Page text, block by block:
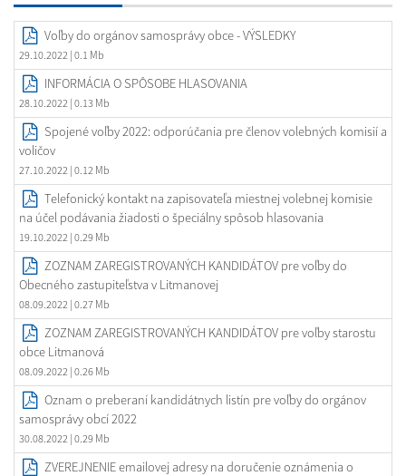
Voľby do orgánov samosprávy obce - VÝSLEDKY
29.10.2022 | 0.1 Mb
INFORMÁCIA O SPÔSOBE HLASOVANIA
28.10.2022 | 0.13 Mb
Spojené voľby 2022: odporúčania pre členov volebných komisií a
voličov
27.10.2022 | 0.12 Mb
Telefonický kontakt na zapisovateľa miestnej volebnej komisie
na účel podávania žiadosti o špeciálny spôsob hlasovania
19.10.2022 | 0.29 Mb
ZOZNAM ZAREGISTROVANÝCH KANDIDÁTOV pre voľby do
Obecného zastupiteľstva v Litmanovej
08.09.2022 | 0.27 Mb
ZOZNAM ZAREGISTROVANÝCH KANDIDÁTOV pre voľby starostu
obce Litmanová
08.09.2022 | 0.26 Mb
Oznam o preberaní kandidátnych listín pre voľby do orgánov
samosprávy obcí 2022
30.08.2022 | 0.29 Mb
ZVEREJNENIE emailovej adresy na doručenie oznámenia o